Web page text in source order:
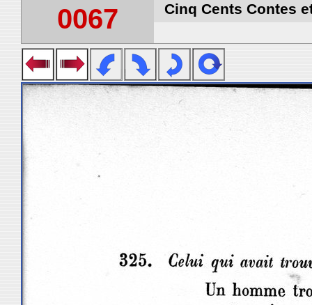
0067 Cinq Cents Contes